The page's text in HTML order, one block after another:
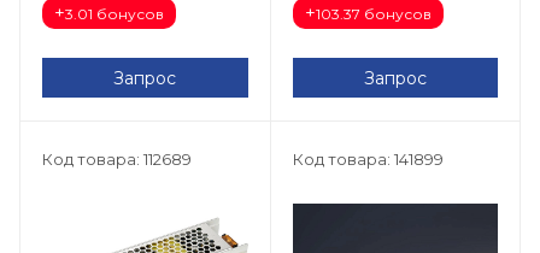
+3.01 бонусов
Запрос
+103.37 бонусов
Запрос
Код товара: 112689 Код товара: 141899